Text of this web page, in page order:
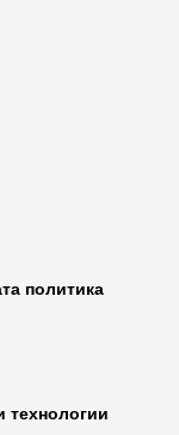
политика
технологии